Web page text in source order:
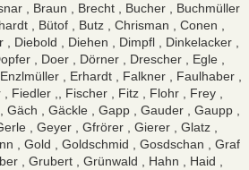
, Braun , Brecht , Bucher , Buchmüller
, Bütof , Butz , Chrisman , Conen ,
, Diebold , Diehen , Dimpfl , Dinkelacker ,
, Doer , Dörner , Drescher , Egle ,
, Erhardt , Falkner , Faulhaber ,
Fiedler ,, Fischer , Fitz , Flohr , Frey ,
Gäch , Gäckle , Gapp , Gauder , Gaupp ,
, Geyer , Gfrörer , Gierer , Glatz ,
, Gold , Goldschmid , Gosdschan , Graf
, Grubert , Grünwald , Hahn , Haid ,